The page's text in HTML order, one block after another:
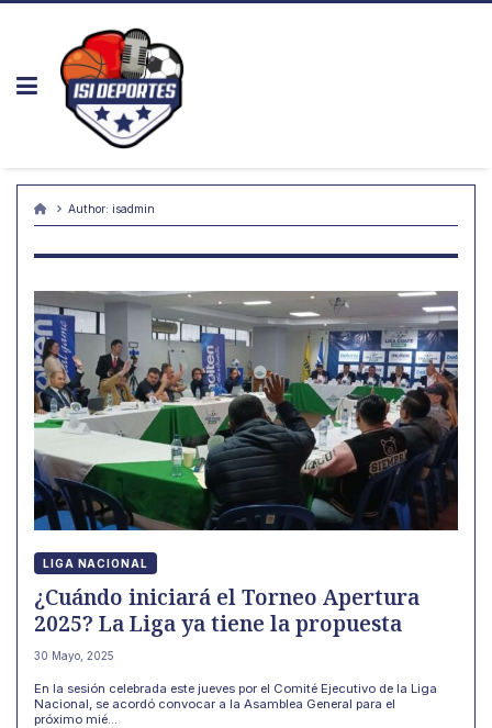
Skip
Author: isadmin
LIGA NACIONAL
¿Cuándo iniciará el Torneo Apertura
2025? La Liga ya tiene la propuesta
30 Mayo, 2025
En la sesión celebrada este jueves por el Comité Ejecutivo de la Liga
Nacional, se acordó convocar a la Asamblea General para el
próximo mié...